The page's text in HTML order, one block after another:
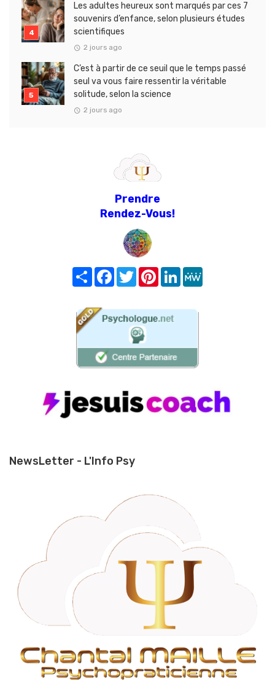
Les adultes heureux sont marqués par ces 7
souvenirs d’enfance, selon plusieurs études
scientifiques
2 jours ago
C’est à partir de ce seuil que le temps passé
seul va vous faire ressentir la véritable
solitude, selon la science
2 jours ago
Prendre
Rendez-Vous!
Share FacebookTwitterPinterest
LinkedIn
NewsLetter - L'Info Psy